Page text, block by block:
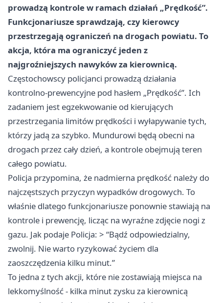
prowadzą kontrole w ramach działań „Prędkość”.
Funkcjonariusze sprawdzają, czy kierowcy
przestrzegają ograniczeń na drogach powiatu. To
akcja, która ma ograniczyć jeden z
najgroźniejszych nawyków za kierownicą.
Częstochowscy policjanci prowadzą działania
kontrolno-prewencyjne pod hasłem „Prędkość”. Ich
zadaniem jest egzekwowanie od kierujących
przestrzegania limitów prędkości i wyłapywanie tych,
którzy jadą za szybko. Mundurowi będą obecni na
drogach przez cały dzień, a kontrole obejmują teren
całego powiatu.
Policja przypomina, że nadmierna prędkość należy do
najczęstszych przyczyn wypadków drogowych. To
właśnie dlatego funkcjonariusze ponownie stawiają na
kontrole i prewencję, licząc na wyraźne zdjęcie nogi z
gazu. Jak podaje Policja: > “Bądź odpowiedzialny,
zwolnij. Nie warto ryzykować życiem dla
zaoszczędzenia kilku minut.”
To jedna z tych akcji, które nie zostawiają miejsca na
lekkomyślność - kilka minut zysku za kierownicą